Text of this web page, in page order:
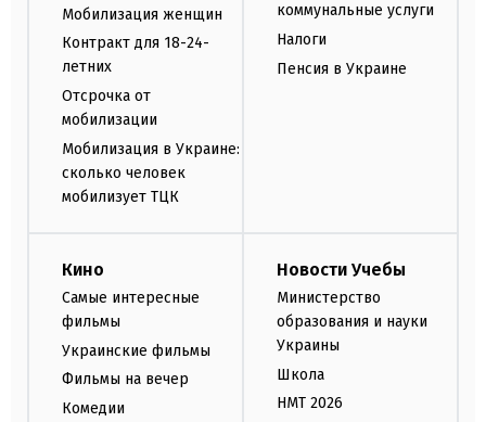
Мобилизация женщин
Контракт для 18-24-
летних
Отсрочка от
мобилизации
Мобилизация в Украине:
сколько человек
мобилизует ТЦК
коммунальные услуги
Налоги
Пенсия в Украине
Кино
Самые интересные
фильмы
Украинские фильмы
Фильмы на вечер
Комедии
Новости Учебы
Министерство
образования и науки
Украины
Школа
НМТ 2026